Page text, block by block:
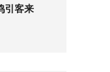
引客来